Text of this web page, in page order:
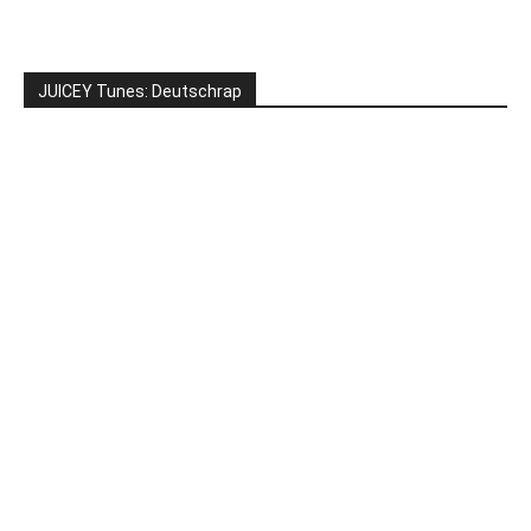
JUICEY Tunes: Deutschrap